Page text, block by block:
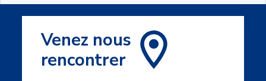
Venez nous
rencontrer